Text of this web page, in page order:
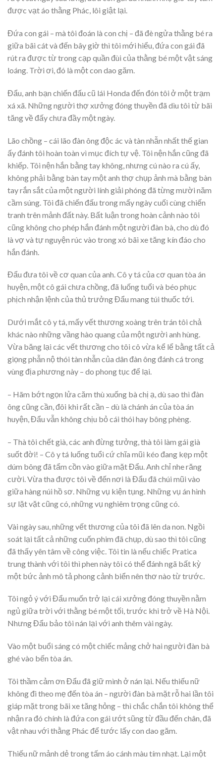
được vạt áo thằng Phác, lôi giật lại.
Đứa con gái – mà tôi đoán là con chị – đã đè ngửa thằng bé ra
giữa bãi cát và đến bây giờ thì tôi mới hiểu, đứa con gái đã
rút ra được từ trong cạp quần đùi của thằng bé một vật sáng
loáng. Trời ơi, đó là một con dao găm.
Đẩu, anh bạn chiến đấu cũ lái Honda đến đón tôi ở một trạm
xá xã. Những người thợ xưởng đóng thuyền đã dìu tôi từ bãi
tăng về đấy chưa đầy một ngày.
Lão chồng – cái lão đàn ông độc ác và tàn nhẫn nhất thế gian
ấy đánh tôi hoàn toàn vì mục đích tự vệ. Tôi nện hắn cũng đã
khiếp. Tôi nện hắn bằng tay không, nhưng cú nào ra cú ấy,
không phải bằng bàn tay một anh thợ chụp ảnh mà bằng bàn
tay rắn sắt của một người lính giải phóng đã từng mười năm
cầm súng. Tôi đã chiến đấu trong mấy ngày cuối cùng chiến
tranh trên mảnh đất này. Bất luận trong hoàn cảnh nào tôi
cũng không cho phép hắn đánh một người đàn bà, cho dù đó
là vợ và tự nguyện rúc vào trong xó bãi xe tăng kín đáo cho
hắn đánh.
Đẩu đưa tôi về cơ quan của anh. Cô y tá của cơ quan tòa án
huyện, một cô gái chưa chồng, đã luống tuổi và béo phục
phịch nhận lệnh của thủ trưởng Đẩu mang túi thuốc tới.
Dưới mắt cô y tá, mấy vết thương xoàng trên trán tôi chả
khác nào những vầng hào quang của một người anh hùng.
Vừa băng lại các vết thương cho tôi cô vừa kể lể bằng tất cả
giọng phẫn nộ thói tàn nhẫn của dân đàn ông đánh cá trong
vùng địa phương này – do phong tục để lại.
– Hãm bớt ngọn lửa căm thù xuống bà chị ạ, dù sao thì đàn
ông cũng cần, đôi khi rất cần – dù là chánh án của tòa án
huyện, Đẩu vẫn không chịu bỏ cái thói hay bông phèng.
– Thà tôi chết già, các anh đừng tưởng, thà tôi làm gái già
suốt đời! – Cô y tá luống tuổi cứ chĩa mũi kéo đang kẹp một
dúm bông đã tẩm cồn vào giữa mặt Đẩu. Anh chỉ nhe răng
cười. Vừa tha được tôi về đến nơi là Đẩu đã chúi mũi vào
giữa hàng núi hồ sơ. Những vụ kiện tụng. Những vụ án hình
sự lặt vặt cũng có, những vụ nghiêm trọng cũng có.
Vài ngày sau, những vết thương của tôi đã lên da non. Ngồi
soát lại tất cả những cuốn phim đã chụp, dù sao thì tôi cũng
đã thấy yên tâm về công việc. Tôi tin là nếu chiếc Pratica
trung thành với tôi thì phen này tôi có thể đánh ngã bất kỳ
một bức ảnh mô tả phong cảnh biển nên thơ nào từ trước.
Tôi ngỏ ý với Đẩu muốn trở lại cái xưởng đóng thuyền nằm
ngủ giữa trời với thằng bé một tối, trước khi trở về Hà Nội.
Nhưng Đẩu bảo tôi nán lại với anh thêm vài ngày.
Vào một buổi sáng có một chiếc mảng chở hai người đàn bà
ghé vào bến tòa án.
Tôi thầm cảm ơn Đẩu đã giữ mình ở nán lại. Nếu thiếu nữ
không đi theo mẹ đến tòa án – người đàn bà mặt rỗ hai lần tôi
giáp mặt trong bãi xe tăng hỏng – thì chắc chắn tôi không thể
nhận ra đó chính là đứa con gái ướt sũng từ đầu đến chân, đã
vật nhau với thằng Phác để tước lấy con dao găm.
Thiếu nữ mảnh dẻ trong tấm áo cánh màu tím nhạt. Lại một